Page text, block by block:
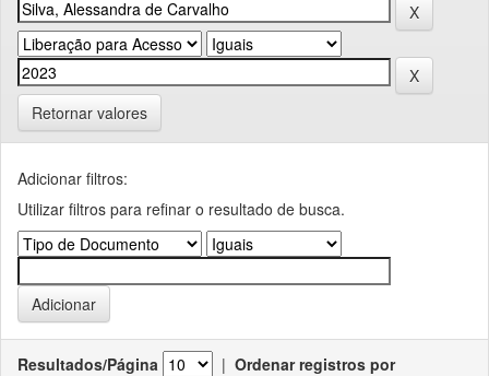
Retornar valores
Adicionar filtros:
Utilizar filtros para refinar o resultado de busca.
Resultados/Página | Ordenar registros por